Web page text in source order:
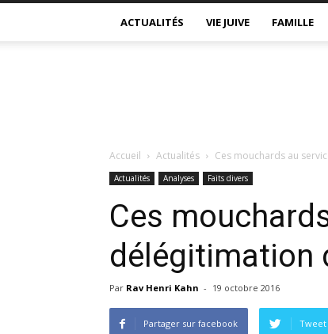
ACTUALITÉS VIE JUIVE FAMILLE
Accueil Actualités Ces mouchards au
Actualités Analyses Faits divers
Ces
délégitimation
Par Rav Henri Kahn - 19 octobre 2016
Partager sur facebook